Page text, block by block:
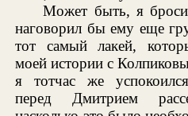
Может быть, я
наговорил бы ему еще
тот самый лакей,
моей истории с
я тотчас же
перед Дмитрием